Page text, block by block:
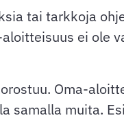
tai tarkkoja
ei ole
Oma-
samalla muita.